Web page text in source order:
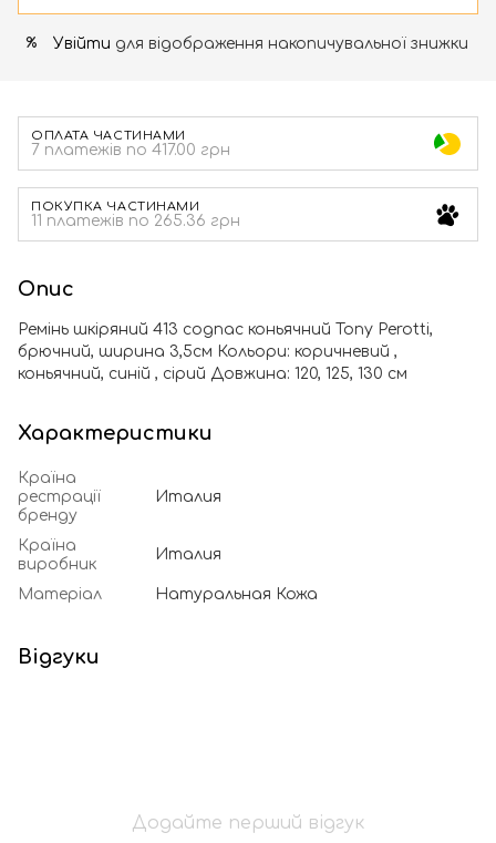
% Увійти для відображення накопичувальної знижки
ОПЛАТА ЧАСТИНАМИ
7 платежів по 417.00 грн
ПОКУПКА ЧАСТИНАМИ
11 платежів по 265.36 грн
Опис
Ремінь шкіряний 413 cognac коньячний Tony Perotti,
брючний, ширина 3,5см Кольори: коричневий ,
коньячний, синій , сірий Довжина: 120, 125, 130 см
Характеристики
Країна
рестрації
бренду
Италия
Країна
виробник
Италия
Матеріал Натуральная Кожа
Відгуки
Додайте перший відгук